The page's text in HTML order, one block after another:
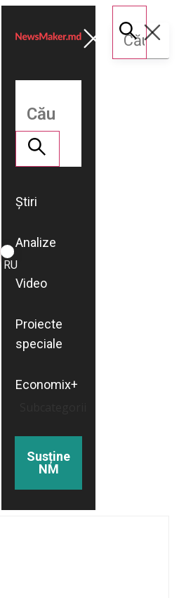
ROMÂNĂ
RU
Știri
Analize
Video
Proiecte
speciale
Economix+
Susține
NM